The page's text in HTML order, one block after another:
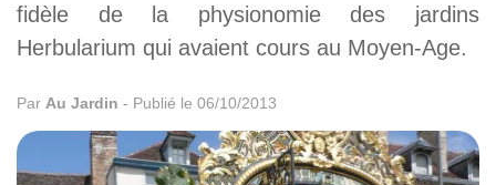
fidèle de la physionomie des jardins
Herbularium qui avaient cours au Moyen-Age.
Par Au Jardin - Publié le 06/10/2013